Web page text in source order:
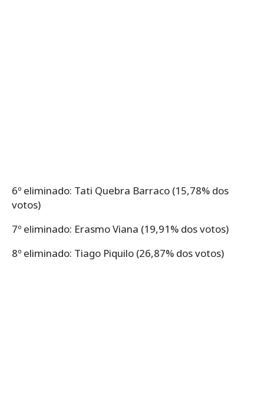
6º eliminado: Tati Quebra Barraco (15,78% dos
votos)
7º eliminado: Erasmo Viana (19,91% dos votos)
8º eliminado: Tiago Piquilo (26,87% dos votos)